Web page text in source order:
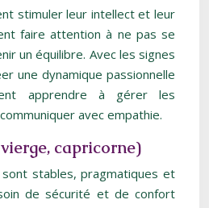
stimuler leur intellect et leur
faire attention à ne pas se
un équilibre. Avec les signes
une dynamique passionnelle
apprendre à gérer les
avec empathie.
capricorne)
stables, pragmatiques et
de sécurité et de confort